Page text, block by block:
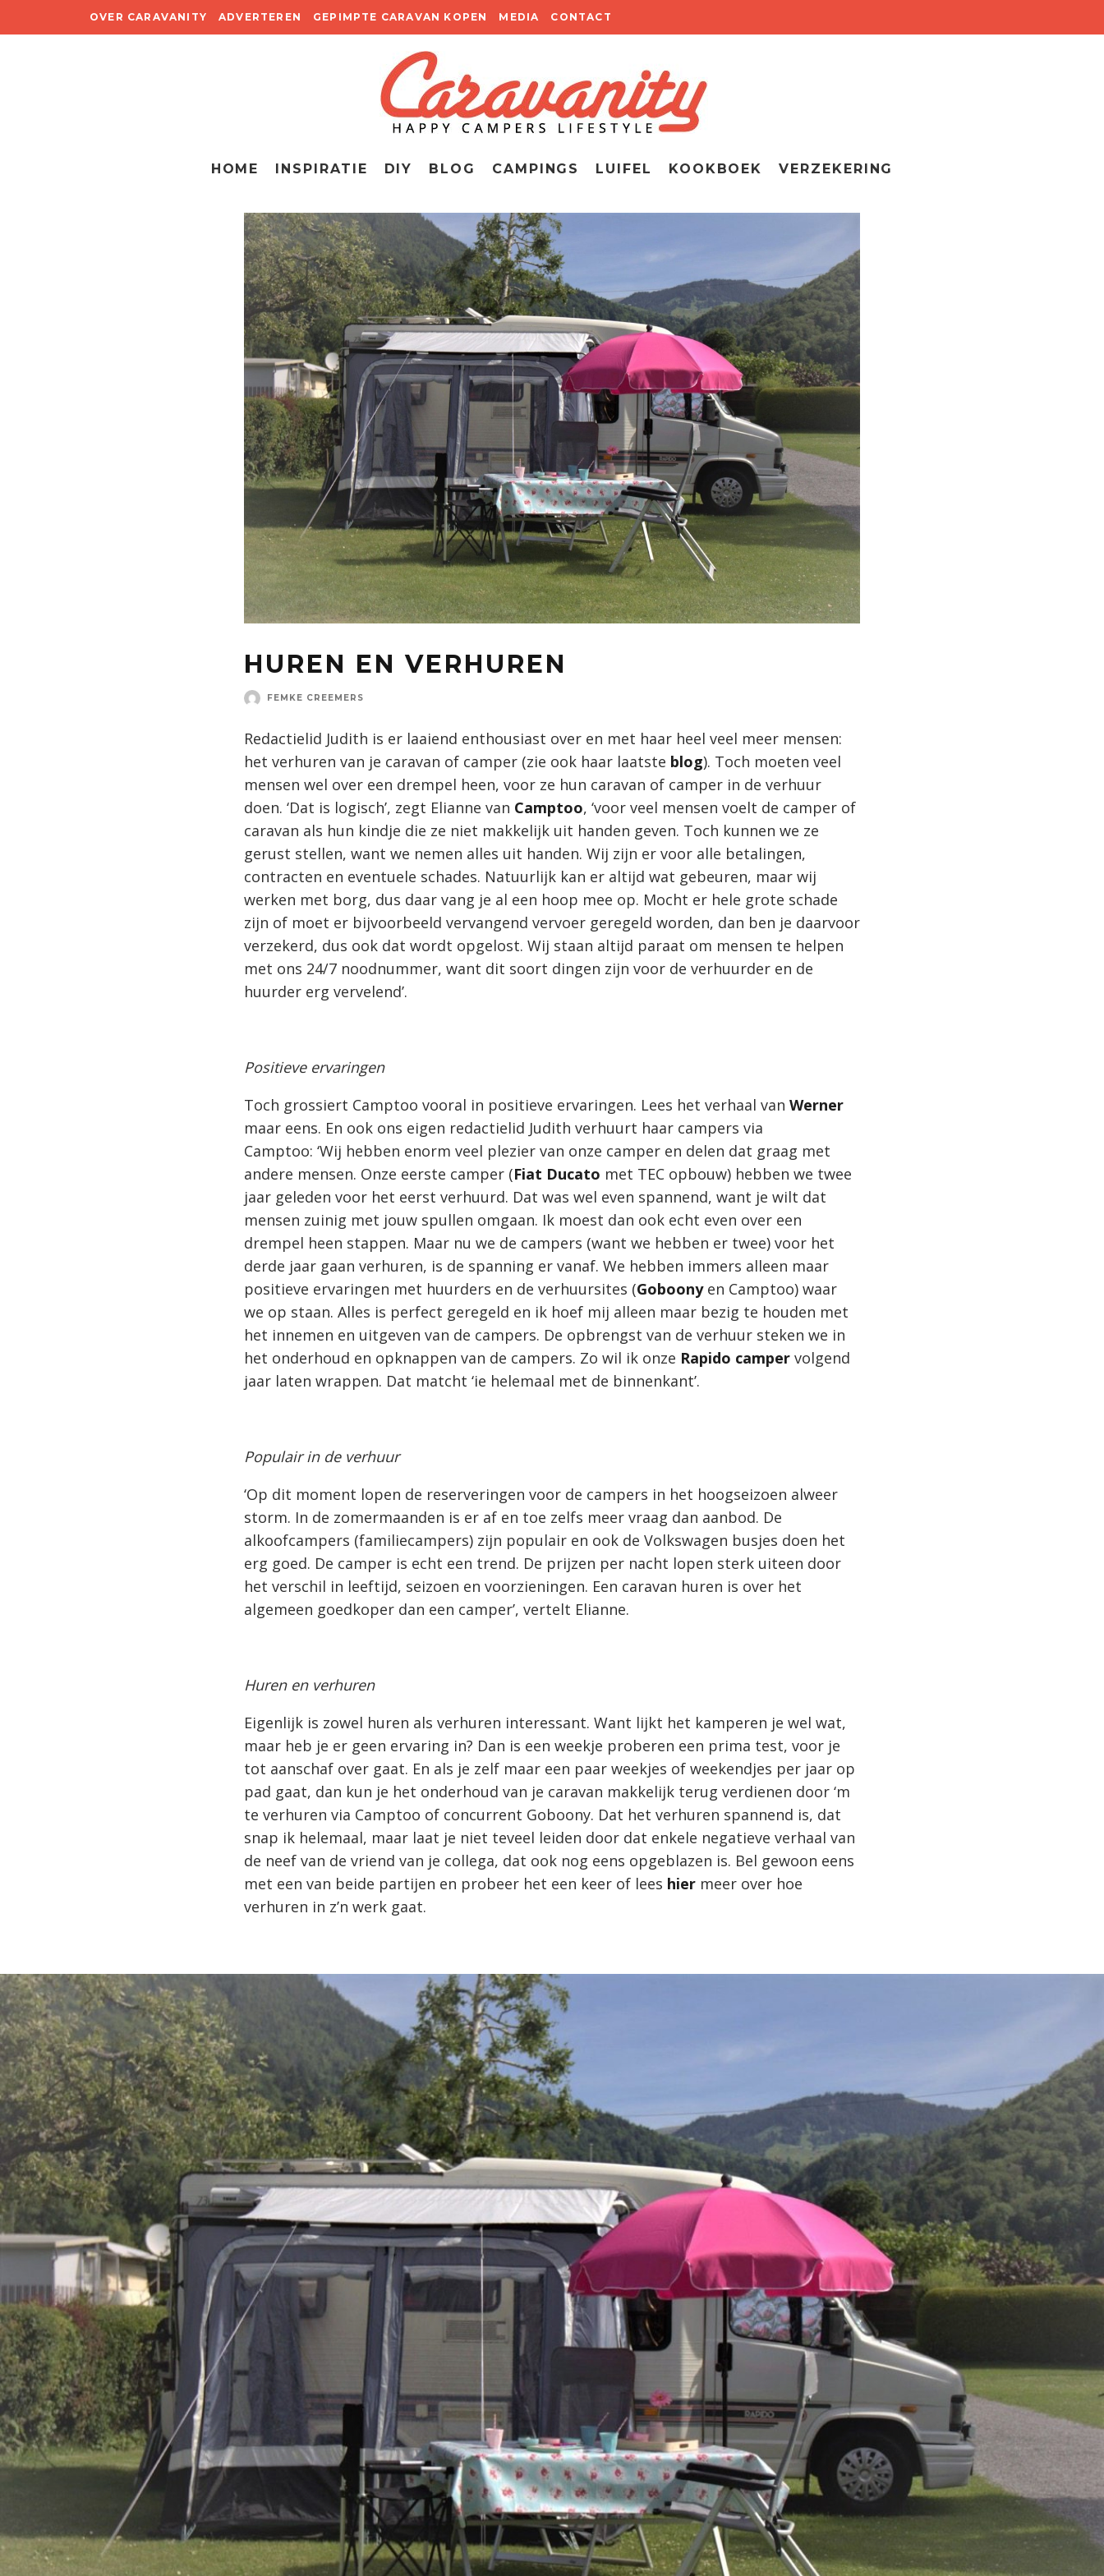
OVER CARAVANITY ADVERTEREN GEPIMPTE CARAVAN KOPEN MEDIA CONTACT
HOME INSPIRATIE DIY BLOG CAMPINGS LUIFEL KOOKBOEK VERZEKERING
HUREN EN VERHUREN
FEMKE CREEMERS
Redactielid Judith is er laaiend enthousiast over en met haar heel veel meer mensen:
het verhuren van je caravan of camper (zie ook haar laatste blog). Toch moeten veel
mensen wel over een drempel heen, voor ze hun caravan of camper in de verhuur
doen. ‘Dat is logisch’, zegt Elianne van Camptoo, ‘voor veel mensen voelt de camper of
caravan als hun kindje die ze niet makkelijk uit handen geven. Toch kunnen we ze
gerust stellen, want we nemen alles uit handen. Wij zijn er voor alle betalingen,
contracten en eventuele schades. Natuurlijk kan er altijd wat gebeuren, maar wij
werken met borg, dus daar vang je al een hoop mee op. Mocht er hele grote schade
zijn of moet er bijvoorbeeld vervangend vervoer geregeld worden, dan ben je daarvoor
verzekerd, dus ook dat wordt opgelost. Wij staan altijd paraat om mensen te helpen
met ons 24/7 noodnummer, want dit soort dingen zijn voor de verhuurder en de
huurder erg vervelend’.
Positieve ervaringen
Toch grossiert Camptoo vooral in positieve ervaringen. Lees het verhaal van Werner
maar eens. En ook ons eigen redactielid Judith verhuurt haar campers via
Camptoo: ‘Wij hebben enorm veel plezier van onze camper en delen dat graag met
andere mensen. Onze eerste camper (Fiat Ducato met TEC opbouw) hebben we twee
jaar geleden voor het eerst verhuurd. Dat was wel even spannend, want je wilt dat
mensen zuinig met jouw spullen omgaan. Ik moest dan ook echt even over een
drempel heen stappen. Maar nu we de campers (want we hebben er twee) voor het
derde jaar gaan verhuren, is de spanning er vanaf. We hebben immers alleen maar
positieve ervaringen met huurders en de verhuursites (Goboony en Camptoo) waar
we op staan. Alles is perfect geregeld en ik hoef mij alleen maar bezig te houden met
het innemen en uitgeven van de campers. De opbrengst van de verhuur steken we in
het onderhoud en opknappen van de campers. Zo wil ik onze Rapido camper volgend
jaar laten wrappen. Dat matcht ‘ie helemaal met de binnenkant’.
Populair in de verhuur
‘Op dit moment lopen de reserveringen voor de campers in het hoogseizoen alweer
storm. In de zomermaanden is er af en toe zelfs meer vraag dan aanbod. De
alkoofcampers (familiecampers) zijn populair en ook de Volkswagen busjes doen het
erg goed. De camper is echt een trend. De prijzen per nacht lopen sterk uiteen door
het verschil in leeftijd, seizoen en voorzieningen. Een caravan huren is over het
algemeen goedkoper dan een camper’, vertelt Elianne.
Huren en verhuren
Eigenlijk is zowel huren als verhuren interessant. Want lijkt het kamperen je wel wat,
maar heb je er geen ervaring in? Dan is een weekje proberen een prima test, voor je
tot aanschaf over gaat. En als je zelf maar een paar weekjes of weekendjes per jaar op
pad gaat, dan kun je het onderhoud van je caravan makkelijk terug verdienen door ‘m
te verhuren via Camptoo of concurrent Goboony. Dat het verhuren spannend is, dat
snap ik helemaal, maar laat je niet teveel leiden door dat enkele negatieve verhaal van
de neef van de vriend van je collega, dat ook nog eens opgeblazen is. Bel gewoon eens
met een van beide partijen en probeer het een keer of lees hier meer over hoe
verhuren in z’n werk gaat.